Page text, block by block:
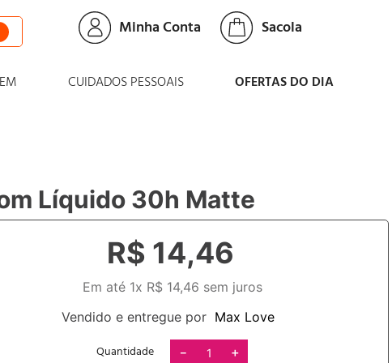
Minha Conta
CUIDADOS PESSOAIS OFERTAS DO DIA
Líquido 30h Matte
R$ 14,46
Em até 1x R$ 14,46 sem juros
Vendido e entregue por Max Love
Quantidade ＋
－